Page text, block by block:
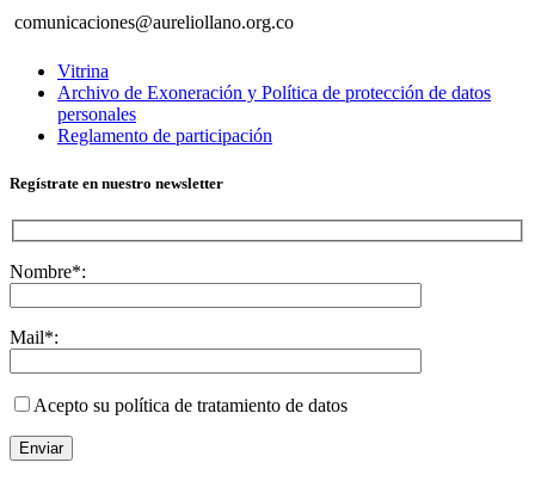
comunicaciones@aureliollano.org.co
Vitrina
Archivo de Exoneración y Política de protección de datos
personales
Reglamento de participación
Regístrate en nuestro newsletter
Nombre*:
Mail*:
Acepto su política de tratamiento de datos